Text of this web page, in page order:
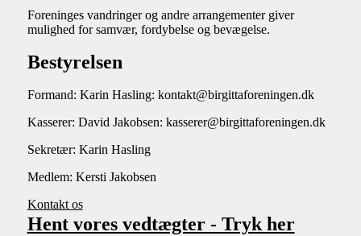
Foreninges vandringer og andre arrangementer giver
mulighed for samvær, fordybelse og bevægelse.
Bestyrelsen
Formand: Karin Hasling: kontakt@birgittaforeningen.dk
Kasserer: David Jakobsen: kasserer@birgittaforeningen.dk
Sekretær: Karin Hasling
Medlem: Kersti Jakobsen
Kontakt os
Hent vores vedtægter - Tryk her